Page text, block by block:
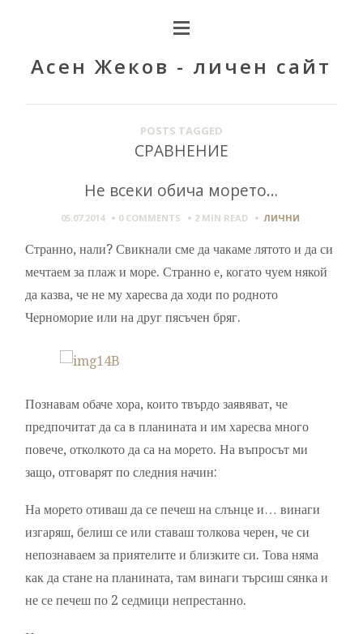
Асен Жеков - личен сайт
POSTS TAGGED
СРАВНЕНИЕ
Не всеки обича морето…
05.07.2014 0 COMMENTS 2 MIN READ ЛИЧНИ
Странно, нали? Свикнали сме да чакаме лятото и да си
мечтаем за плаж и море. Странно е, когато чуем някой
да казва, че не му харесва да ходи по родното
Черноморие или на друг пясъчен бряг.
Познавам обаче хора, които твърдо заявяват, че
предпочитат да са в планината и им харесва много
повече, отколкото да са на морето. На въпросът ми
защо, отговарят по следния начин:
На морето отиваш да се печеш на слънце и… винаги
изгаряш, белиш се или ставаш толкова черен, че си
непознаваем за приятелите и близките си. Това няма
как да стане на планината, там винаги търсиш сянка и
не се печеш по 2 седмици непрестанно.